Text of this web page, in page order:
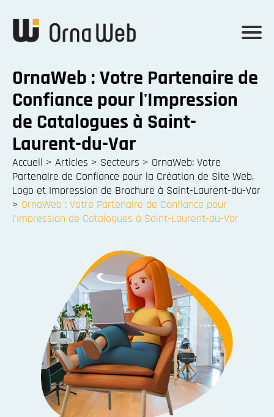
OrnaWeb : Votre Partenaire de
Confiance pour l'Impression
de Catalogues à Saint-
Laurent-du-Var
Accueil > Articles > Secteurs > OrnaWeb: Votre
Partenaire de Confiance pour la Création de Site Web,
Logo et Impression de Brochure à Saint-Laurent-du-Var
> OrnaWeb : Votre Partenaire de Confiance pour
l'Impression de Catalogues à Saint-Laurent-du-Var